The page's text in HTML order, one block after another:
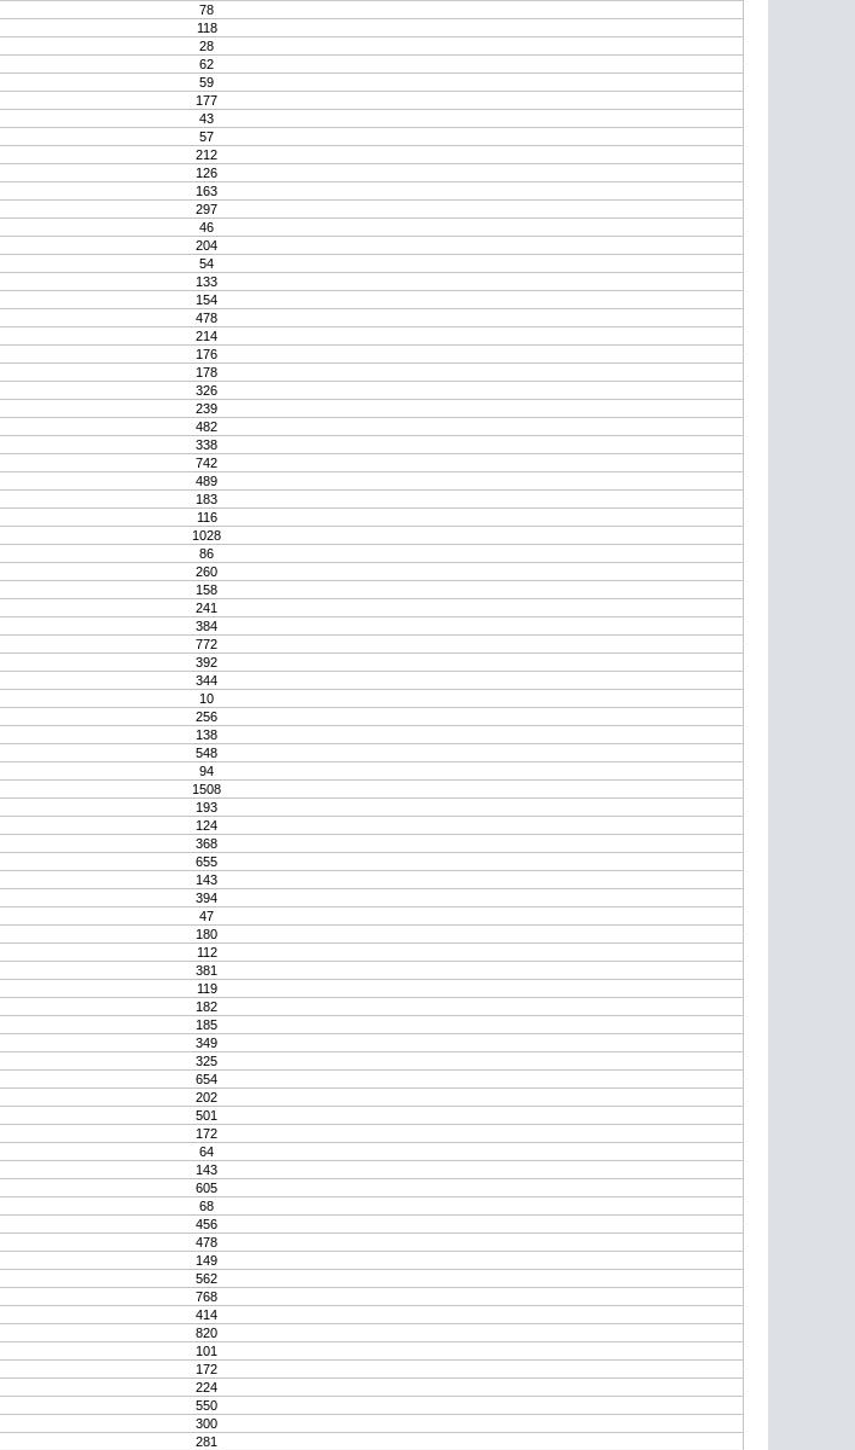
78
118
28
62
59
177
43
57
212
126
163
297
46
204
54
133
154
478
214
176
178
326
239
482
338
742
489
183
116
1028
86
260
158
241
384
772
392
344
10
256
138
548
94
1508
193
124
368
655
143
394
47
180
112
381
119
182
185
349
325
654
202
501
172
64
143
605
68
456
478
149
562
768
414
820
101
172
224
550
300
281